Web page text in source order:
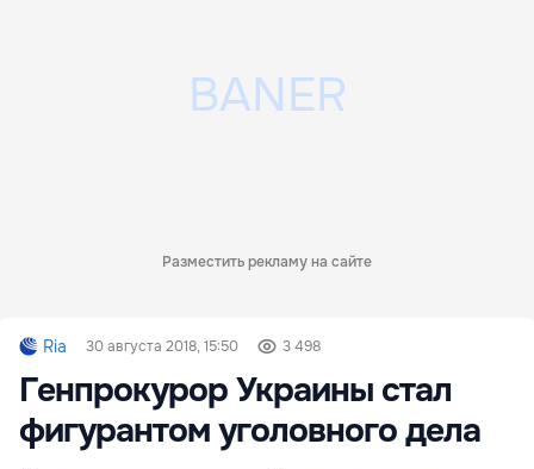
Разместить рекламу на сайте
Ria 30 августа 2018, 15:50 3 498
Генпрокурор Украины стал
фигурантом уголовного дела